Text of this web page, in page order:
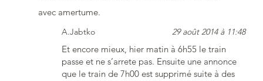
avec amertume.
A.Jabtko 29 août 2014 à 11:48
Et encore mieux, hier matin à 6h55 le train
passe et ne s’arrete pas. Ensuite une annonce
que le train de 7h00 est supprimé suite à des